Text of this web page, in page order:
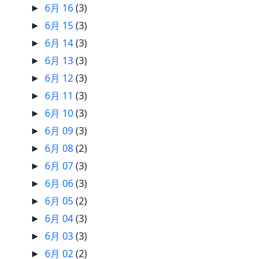
► 6月 16(3)
► 6月 15(3)
► 6月 14(3)
► 6月 13(3)
► 6月 12(3)
► 6月 11(3)
► 6月 10(3)
► 6月 09(3)
► 6月 08(2)
► 6月 07(3)
► 6月 06(3)
► 6月 05(2)
► 6月 04(3)
► 6月 03(3)
► 6月 02(2)